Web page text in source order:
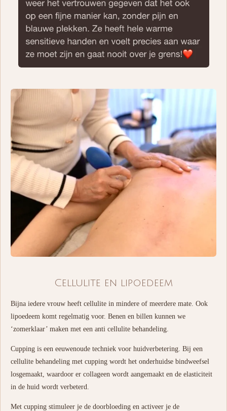
Cellulite en lipoedeem
Bijna iedere vrouw heeft cellulite in mindere of meerdere mate. Ook
lipoedeem komt regelmatig voor. Benen en billen kunnen we
‘zomerklaar’ maken met een anti cellulite behandeling.
Cupping is een eeuwenoude techniek voor huidverbetering. Bij een
cellulite behandeling met cupping wordt het onderhuidse bindweefsel
losgemaakt, waardoor er collageen wordt aangemaakt en de elasticiteit
in de huid wordt verbeterd.
Met cupping stimuleer je de doorbloeding en activeer je de